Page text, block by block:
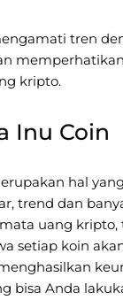
tren
kripto.
Inu Coin
hal
trend dan
uang kripto,
setiap koin
bisa Anda